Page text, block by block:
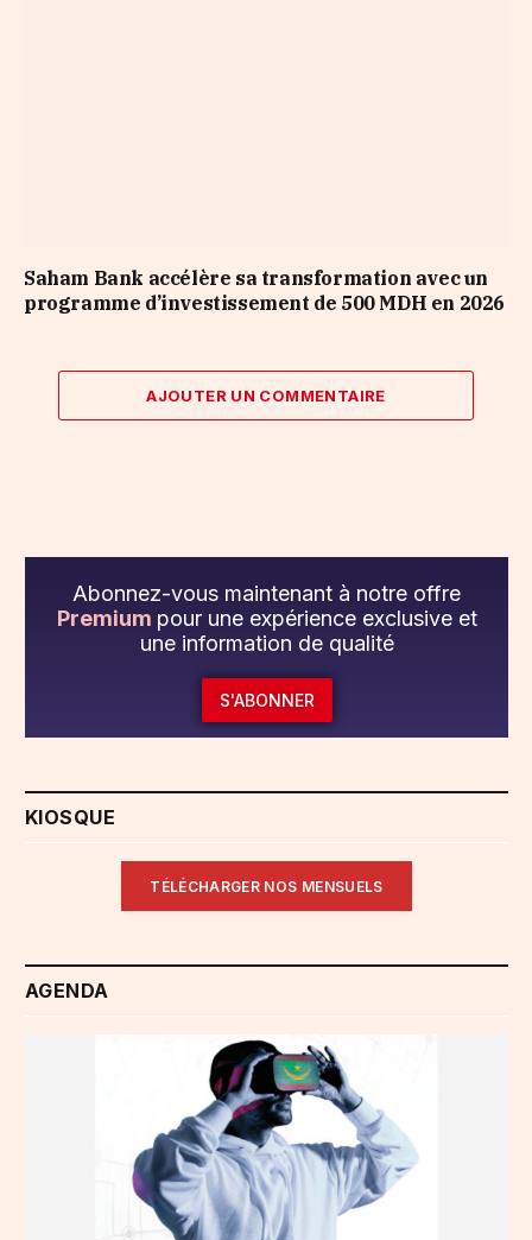
Saham Bank accélère sa transformation avec un
programme d’investissement de 500 MDH en 2026
AJOUTER UN COMMENTAIRE
Abonnez-vous maintenant à notre offre
Premium pour une expérience exclusive et
une information de qualité
S'ABONNER
KIOSQUE
TÉLÉCHARGER NOS MENSUELS
AGENDA